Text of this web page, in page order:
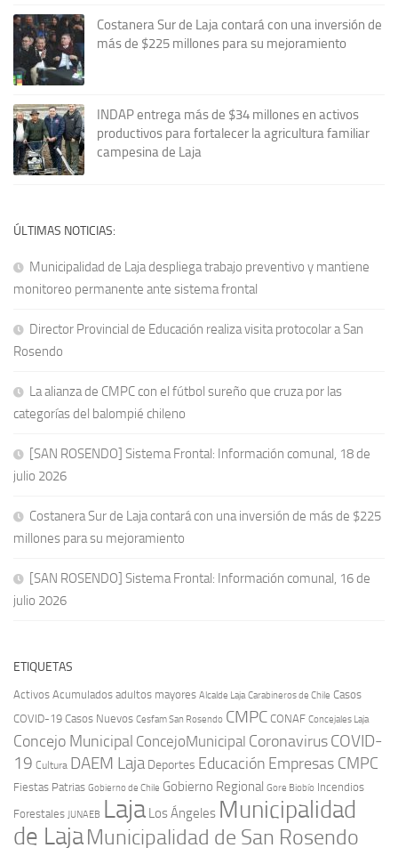
Costanera Sur de Laja contará con una inversión de
más de $225 millones para su mejoramiento
INDAP entrega más de $34 millones en activos
productivos para fortalecer la agricultura familiar
campesina de Laja
ÚLTIMAS NOTICIAS:
Municipalidad de Laja despliega trabajo preventivo y mantiene
monitoreo permanente ante sistema frontal
Director Provincial de Educación realiza visita protocolar a San
Rosendo
La alianza de CMPC con el fútbol sureño que cruza por las
categorías del balompié chileno
[SAN ROSENDO] Sistema Frontal: Información comunal, 18 de
julio 2026
Costanera Sur de Laja contará con una inversión de más de $225
millones para su mejoramiento
[SAN ROSENDO] Sistema Frontal: Información comunal, 16 de
julio 2026
ETIQUETAS
Activos Acumulados adultos mayores Alcalde Laja Carabineros de Chile Casos
COVID-19 Casos Nuevos Cesfam San Rosendo CMPC CONAF Concejales Laja
Concejo Municipal ConcejoMunicipal CoronavirusCOVID-
19 Cultura DAEM Laja Deportes Educación Empresas CMPC
Fiestas Patrias Gobierno de Chile Gobierno Regional Gore Biobío Incendios
Forestales JUNAEB Laja Los Ángeles Municipalidad
de LajaMunicipalidad de San Rosendo